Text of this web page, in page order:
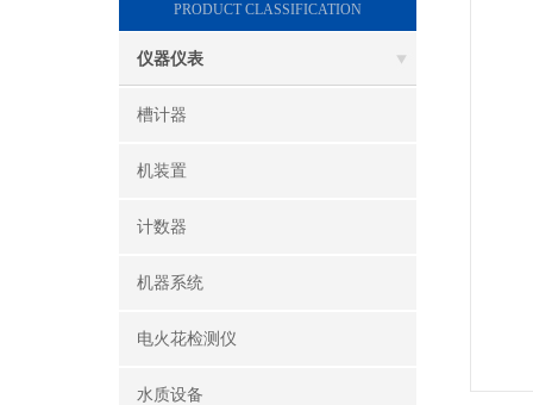
PRODUCT CLASSIFICATION
仪器仪表
槽计器
机装置
计数器
机器系统
电火花检测仪
水质设备